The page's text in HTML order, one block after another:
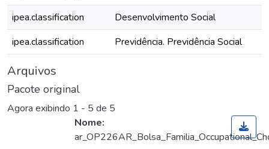
ipea.classification
Desenvolvimento Social
ipea.classification
Previdência. Previdência Social
Arquivos
Pacote original
Agora exibindo 1 - 5 de 5
Nome: